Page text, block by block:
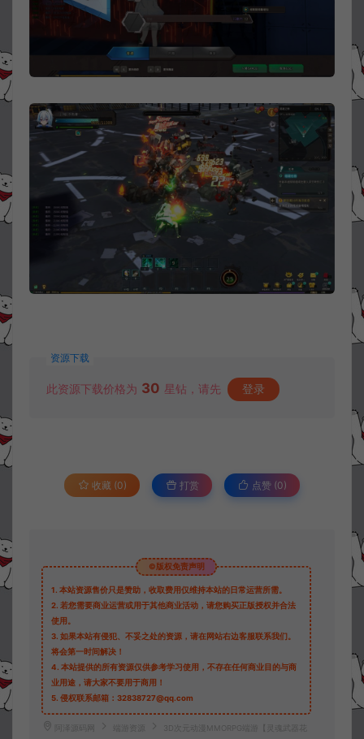
资源下载
此资源下载价格为 30 星钻，请先 登录
收藏 (0) 打赏 点赞 (0)
©版权免责声明
1. 本站资源售价只是赞助，收取费用仅维持本站的日常运营所需。
2. 若您需要商业运营或用于其他商业活动，请您购买正版授权并合法
使用。
3. 如果本站有侵犯、不妥之处的资源，请在网站右边客服联系我们。
将会第一时间解决！
4. 本站提供的所有资源仅供参考学习使用，不存在任何商业目的与商
业用途，请大家不要用于商用！
5. 侵权联系邮箱：32838727@qq.com
阿泽源码网 端游资源
3D次元动漫MMORPG端游【灵魂武器花